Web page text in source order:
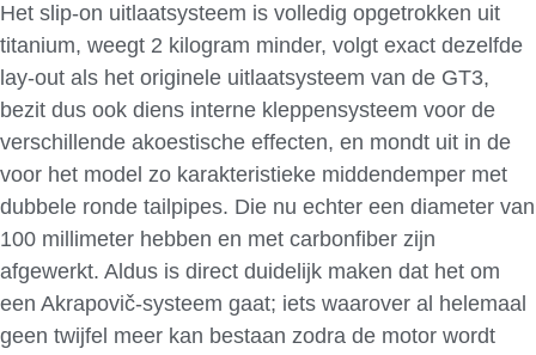
Het slip-on uitlaatsysteem is volledig opgetrokken uit
titanium, weegt 2 kilogram minder, volgt exact dezelfde
lay-out als het originele uitlaatsysteem van de GT3,
bezit dus ook diens interne kleppensysteem voor de
verschillende akoestische effecten, en mondt uit in de
voor het model zo karakteristieke middendemper met
dubbele ronde tailpipes. Die nu echter een diameter van
100 millimeter hebben en met carbonfiber zijn
afgewerkt. Aldus is direct duidelijk maken dat het om
een Akrapovič-systeem gaat; iets waarover al helemaal
geen twijfel meer kan bestaan zodra de motor wordt